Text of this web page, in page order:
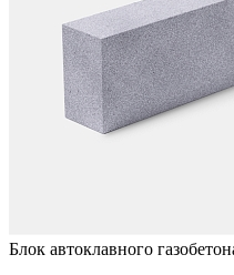
Блок автоклавного